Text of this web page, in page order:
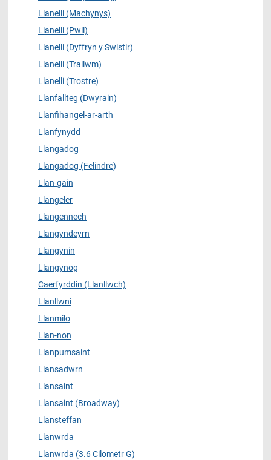
Llanelli (Machynys)
Llanelli (Pwll)
Llanelli (Dyffryn y Swistir)
Llanelli (Trallwm)
Llanelli (Trostre)
Llanfallteg (Dwyrain)
Llanfihangel-ar-arth
Llanfynydd
Llangadog
Llangadog (Felindre)
Llan-gain
Llangeler
Llangennech
Llangyndeyrn
Llangynin
Llangynog
Caerfyrddin (Llanllwch)
Llanllwni
Llanmilo
Llan-non
Llanpumsaint
Llansadwrn
Llansaint
Llansaint (Broadway)
Llansteffan
Llanwrda
Llanwrda (3.6 Cilometr G)